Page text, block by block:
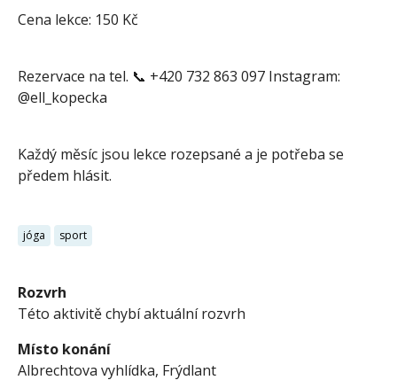
Cena lekce: 150 Kč
Rezervace na tel. 📞 +420 732 863 097 Instagram:
@ell_kopecka
Každý měsíc jsou lekce rozepsané a je potřeba se
předem hlásit.
jóga sport
Rozvrh
Této aktivitě chybí aktuální rozvrh
Místo konání
Albrechtova vyhlídka, Frýdlant